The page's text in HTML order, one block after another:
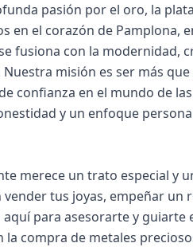
pasión por el oro, la
en el corazón de Pamplona,
fusiona con la modernidad,
misión es ser más
confianza en el mundo de
y un enfoque
merece un trato especial y
tus joyas, empeñar un
para asesorarte y guiarte
compra de metales